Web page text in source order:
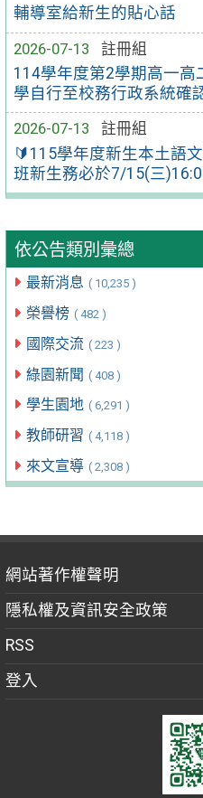
輔導室給新生的貼心話
2026-07-13
註冊組
114學年度第2學期高一高
學自行至校務行政系統確
2026-07-13
註冊組
🔰115學年度新生本土語
班新生務必於7/15(三
依公告類別彙總
最新消息 ( 10,235 )
榮譽榜 ( 482 )
國際交流 ( 223 )
綠園新聞 ( 408 )
學生園地 ( 6,291 )
教師研習 ( 4,118 )
來文宣導 ( 2,308 )
網站著作權聲明
隱私權及資訊安全政策
RSS
登入